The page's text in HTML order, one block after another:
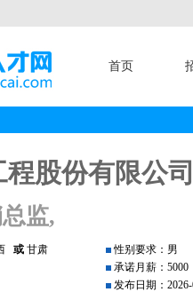
首页
股份有限公
监,
或 甘肃
性别要求：男
承诺月薪：5000
发布日期：